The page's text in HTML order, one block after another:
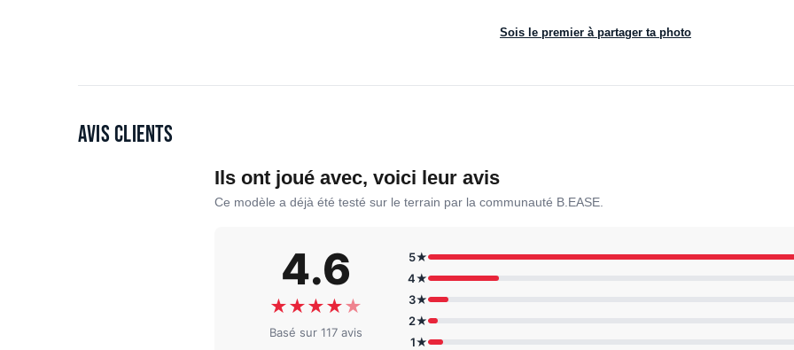
Sois le premier à partager ta photo
Avis clients
Ils ont joué avec, voici leur avis
Ce modèle a déjà été testé sur le terrain par la communauté B.EASE.
4.6
★★★★★
Basé sur 117 avis
5★
4★
3★
2★
1★